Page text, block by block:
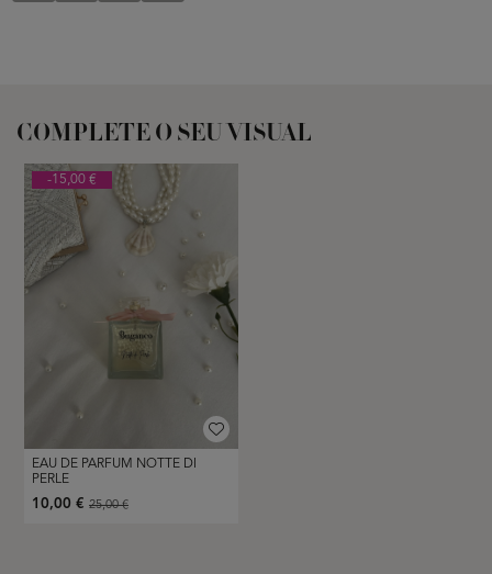
COMPLETE O SEU VISUAL
-15,00 €
EAU DE PARFUM NOTTE DI
PERLE
10,00 € 25,00 €